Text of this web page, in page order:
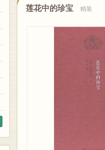
莲花中的珍宝 精装